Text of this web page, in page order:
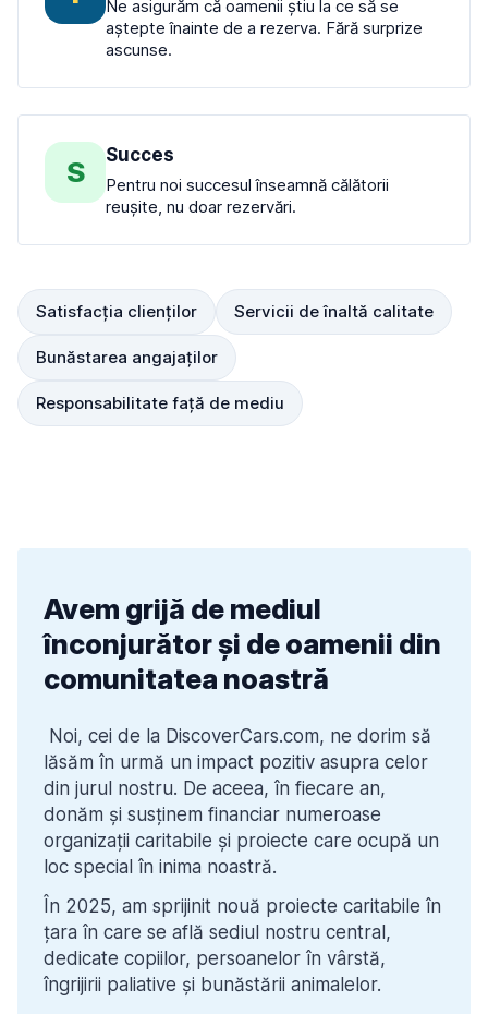
Ne asigurăm că oamenii știu la ce să se
aștepte înainte de a rezerva. Fără surprize
ascunse.
S Succes
Pentru noi succesul înseamnă călătorii
reușite, nu doar rezervări.
Satisfacția clienților Servicii de înaltă calitate
Bunăstarea angajaților
Responsabilitate față de mediu
Avem grijă de mediul
înconjurător și de oamenii din
comunitatea noastră
lăsăm în urmă un impact pozitiv asupra celor
din jurul nostru. De aceea, în fiecare an,
donăm și susținem financiar numeroase
organizații caritabile și proiecte care ocupă un
loc special în inima noastră.
În 2025, am sprijinit nouă proiecte caritabile în
țara în care se află sediul nostru central,
dedicate copiilor, persoanelor în vârstă,
îngrijirii paliative și bunăstării animalelor.